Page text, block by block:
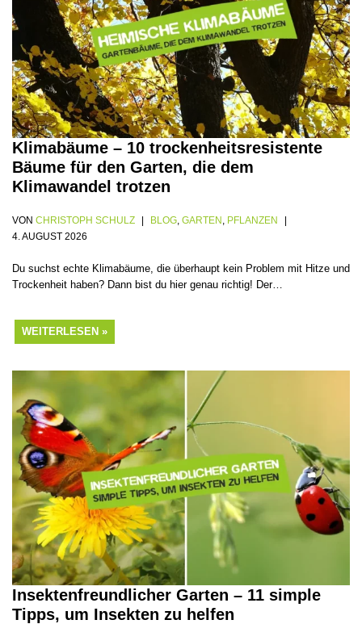
Klimabäume – 10 trockenheitsresistente
Bäume für den Garten, die dem
Klimawandel trotzen
VON CHRISTOPH SCHULZ BLOG GARTEN
PFLANZEN
4. AUGUST 2026
Du suchst echte Klimabäume, die überhaupt kein Problem mit Hitze und
Trockenheit haben? Dann bist du hier genau richtig! Der…
WEITERLESEN »
Insektenfreundlicher Garten – 11 simple
Tipps, um Insekten zu helfen